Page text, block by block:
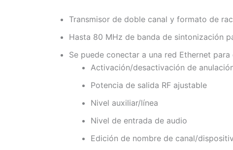
Transmisor de doble canal y formato de
Hasta 80 MHz de banda de sintonización
Se puede conectar a una red Ethernet
Activación/desactivación de
Potencia de salida RF ajustable
Nivel auxiliar/línea
Nivel de entrada de audio
Edición de nombre de canal/